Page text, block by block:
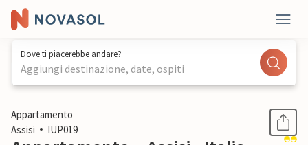
Dove ti piacerebbe andare?
Aggiungi destinazione, date, ospiti
1 / 22
Appartamento
Assisi
IUP019